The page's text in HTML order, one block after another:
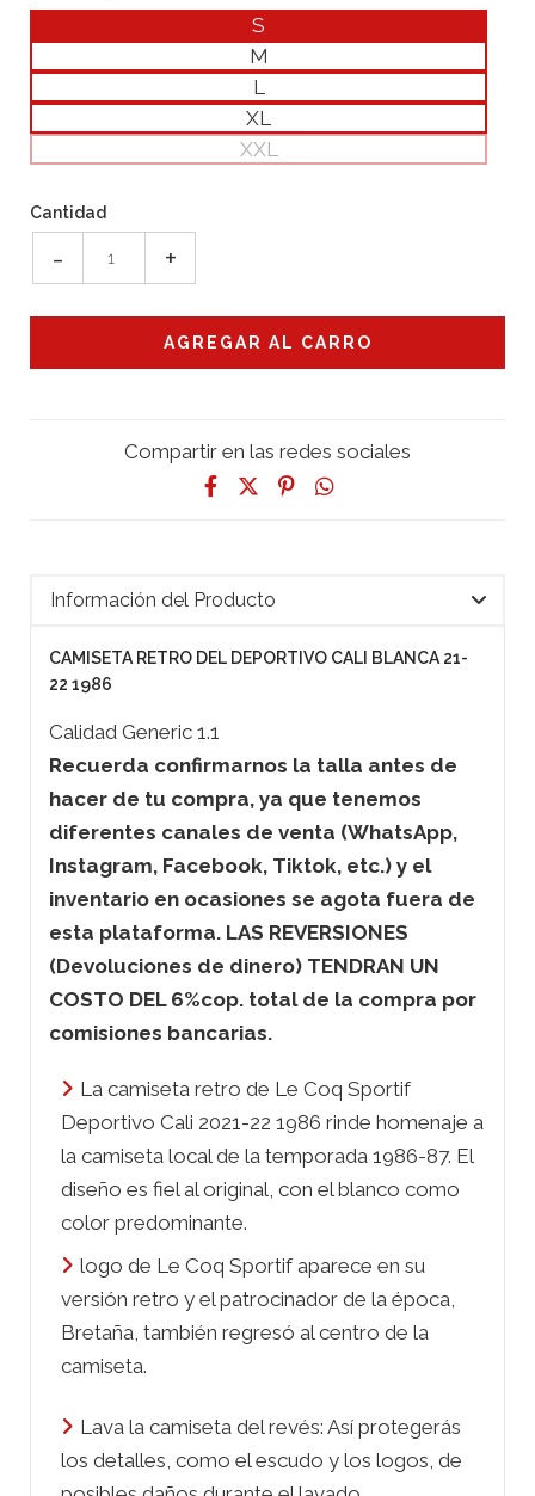
S
M
L
XL
XXL
Cantidad
- +
Compartir en las redes sociales
Información del Producto
CAMISETA RETRO DEL DEPORTIVO CALI BLANCA 21-
22 1986
Calidad Generic 1.1
Recuerda confirmarnos la talla antes de
hacer de tu compra, ya que tenemos
diferentes canales de venta (WhatsApp,
Instagram, Facebook, Tiktok, etc.) y el
inventario en ocasiones se agota fuera de
esta plataforma. LAS REVERSIONES
(Devoluciones de dinero) TENDRAN UN
COSTO DEL 6%cop. total de la compra por
comisiones bancarias.
La camiseta retro de Le Coq Sportif
Deportivo Cali 2021-22 1986 rinde homenaje a
la camiseta local de la temporada 1986-87. El
diseño es fiel al original, con el blanco como
color predominante.
logo de Le Coq Sportif aparece en su
versión retro y el patrocinador de la época,
Bretaña, también regresó al centro de la
camiseta.
Lava la camiseta del revés: Así protegerás
los detalles, como el escudo y los logos, de